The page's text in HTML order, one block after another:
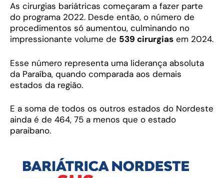
As cirurgias bariátricas começaram a fazer parte
do programa 2022. Desde então, o número de
procedimentos só aumentou, culminando no
impressionante volume de 539 cirurgias em 2024.
Esse número representa uma liderança absoluta
da Paraíba, quando comparada aos demais
estados da região.
E a soma de todos os outros estados do Nordeste
ainda é de 464, 75 a menos que o estado
paraibano.